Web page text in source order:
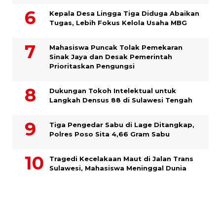
Kepala Desa Lingga Tiga Diduga Abaikan
Tugas, Lebih Fokus Kelola Usaha MBG
Mahasiswa Puncak Tolak Pemekaran
Sinak Jaya dan Desak Pemerintah
Prioritaskan Pengungsi
Dukungan Tokoh Intelektual untuk
Langkah Densus 88 di Sulawesi Tengah
Tiga Pengedar Sabu di Lage Ditangkap,
Polres Poso Sita 4,66 Gram Sabu
Tragedi Kecelakaan Maut di Jalan Trans
Sulawesi, Mahasiswa Meninggal Dunia